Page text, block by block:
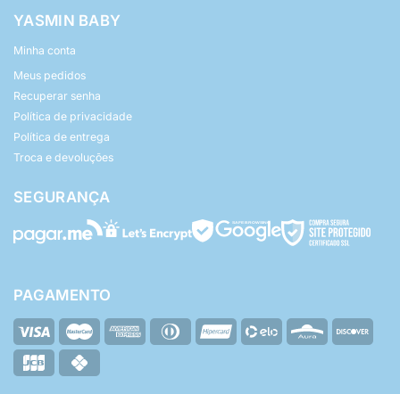
YASMIN BABY
Minha conta
Meus pedidos
Recuperar senha
Política de privacidade
Política de entrega
Troca e devoluções
SEGURANÇA
PAGAMENTO